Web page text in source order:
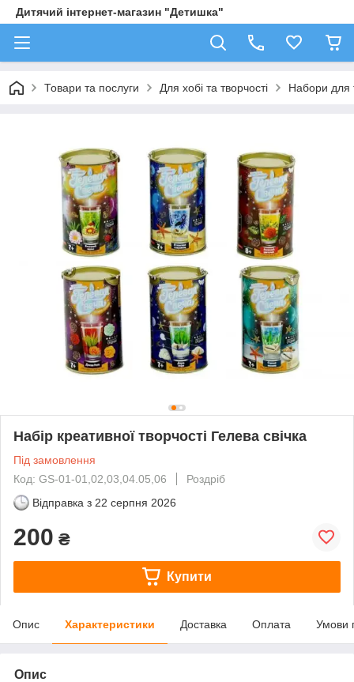
Дитячий інтернет-магазин "Детишка"
Товари та послуги Для хобі та творчості Набори для
Набір креативної творчості Гелева свічка
Під замовлення
Код: GS-01-01,02,03,04.05,06
Роздріб
Відправка з 22 серпня 2026
200 ₴
Купити
Опис Характеристики Доставка Оплата Умови
Опис